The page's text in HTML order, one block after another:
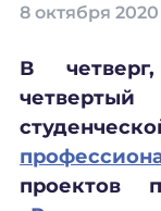
8 октября 2020
В
проектов